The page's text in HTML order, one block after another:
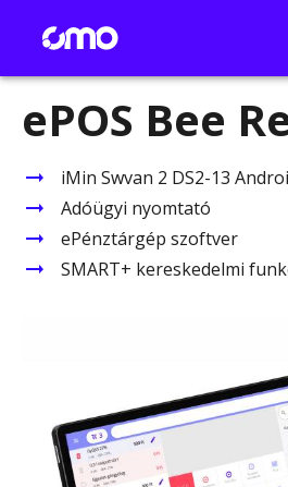
ePOS Bee
iMin Swvan 2 DS2-13
Adóügyi nyomtató
ePénztárgép szoftver
SMART+ kereskedelmi